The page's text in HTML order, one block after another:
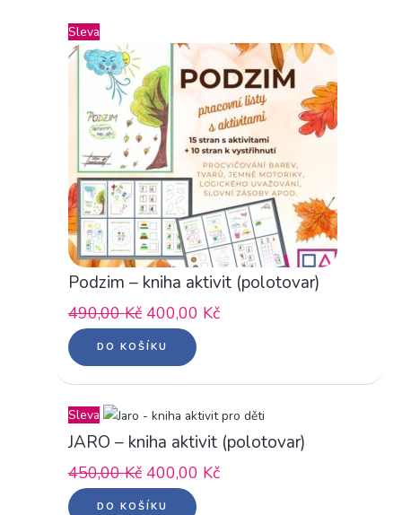
Sleva
Podzim – kniha aktivit (polotovar)
490,00Kč
cena
byla:
490,00 Kč.
400,00 Kč
cena
je:
400,00 Kč.
DO KOŠÍKU
Sleva
JARO – kniha aktivit (polotovar)
450,00Kč
450,00 Kč.
400,00 Kč
cena
je:
DO KOŠÍKU